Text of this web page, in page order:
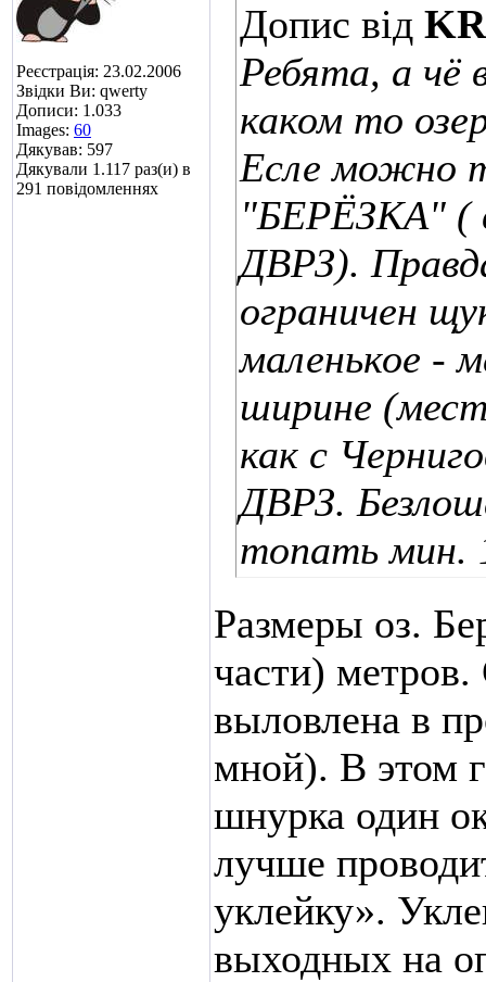
Реєстрація: 23.02.2006
Звідки Ви: qwerty
Дописи: 1.033
Images: 60
Дякував: 597
Дякували 1.117 раз(и) в
291 повідомленнях
Допис від
Ребята, а чё
каком то
Есле можно
"БЕРЁЗКА" (
ДВРЗ).
ограничен
маленькое -
ширине
как с
ДВРЗ.
топать мин.
Размеры оз.
части)
выловлена в
мной). В этом
шнурка один
лучше
уклейку».
выходных на